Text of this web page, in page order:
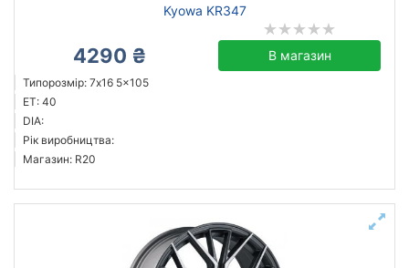
Kyowa KR347
4290 ₴ В магазин
Типорозмір: 7x16 5x105
ET: 40
DIA:
Рік виробництва:
Магазин: R20